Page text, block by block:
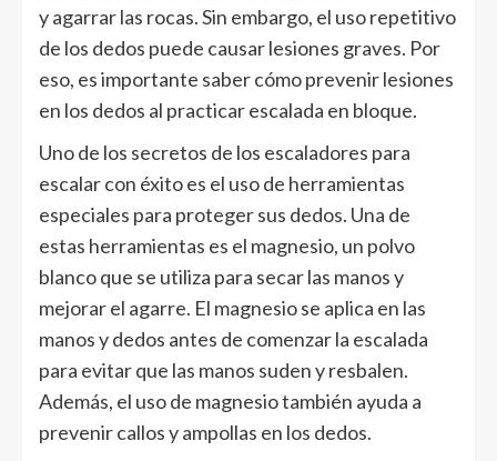
y agarrar las rocas. Sin embargo, el uso repetitivo
de los dedos puede causar lesiones graves. Por
eso, es importante saber cómo prevenir lesiones
en los dedos al practicar escalada en bloque.
Uno de los secretos de los escaladores para
escalar con éxito es el uso de herramientas
especiales para proteger sus dedos. Una de
estas herramientas es el magnesio, un polvo
blanco que se utiliza para secar las manos y
mejorar el agarre. El magnesio se aplica en las
manos y dedos antes de comenzar la escalada
para evitar que las manos suden y resbalen.
Además, el uso de magnesio también ayuda a
prevenir callos y ampollas en los dedos.